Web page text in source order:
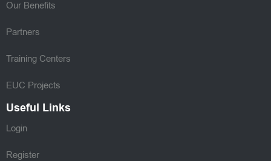
Our Benefits
Partners
Training Centers
EUC Projects
Useful Links
Login
Register